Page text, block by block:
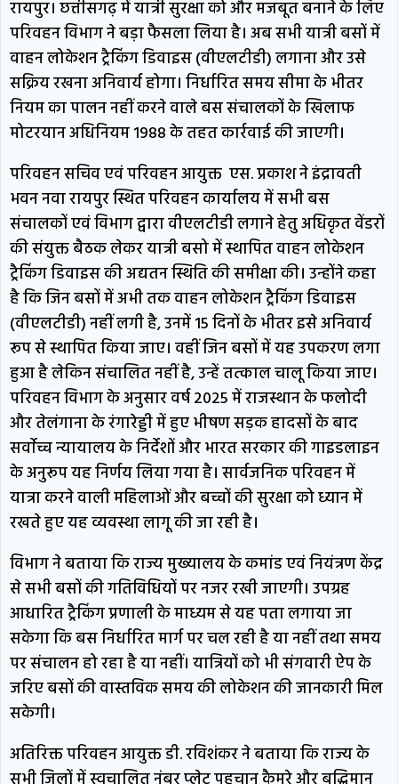
रायपुर। छत्तीसगढ़ में यात्री सुरक्षा को और मजबूत बनाने के लिए
परिवहन विभाग ने बड़ा फैसला लिया है। अब सभी यात्री बसों में
वाहन लोकेशन ट्रैकिंग डिवाइस (वीएलटीडी) लगाना और उसे
सक्रिय रखना अनिवार्य होगा। निर्धारित समय सीमा के भीतर
नियम का पालन नहीं करने वाले बस संचालकों के खिलाफ
मोटरयान अधिनियम 1988 के तहत कार्रवाई की जाएगी।
परिवहन सचिव एवं परिवहन आयुक्त एस. प्रकाश ने इंद्रावती
भवन नवा रायपुर स्थित परिवहन कार्यालय में सभी बस
संचालकों एवं विभाग द्वारा वीएलटीडी लगाने हेतु अधिकृत वेंडरों
की संयुक्त बैठक लेकर यात्री बसो में स्थापित वाहन लोकेशन
ट्रैकिंग डिवाइस की अद्यतन स्थिति की समीक्षा की। उन्होंने कहा
है कि जिन बसों में अभी तक वाहन लोकेशन ट्रैकिंग डिवाइस
(वीएलटीडी) नहीं लगी है, उनमें 15 दिनों के भीतर इसे अनिवार्य
रूप से स्थापित किया जाए। वहीं जिन बसों में यह उपकरण लगा
हुआ है लेकिन संचालित नहीं है, उन्हें तत्काल चालू किया जाए।
परिवहन विभाग के अनुसार वर्ष 2025 में राजस्थान के फलोदी
और तेलंगाना के रंगारेड्डी में हुए भीषण सड़क हादसों के बाद
सर्वाेच्च न्यायालय के निर्देशों और भारत सरकार की गाइडलाइन
के अनुरूप यह निर्णय लिया गया है। सार्वजनिक परिवहन में
यात्रा करने वाली महिलाओं और बच्चों की सुरक्षा को ध्यान में
रखते हुए यह व्यवस्था लागू की जा रही है।
विभाग ने बताया कि राज्य मुख्यालय के कमांड एवं नियंत्रण केंद्र
से सभी बसों की गतिविधियों पर नजर रखी जाएगी। उपग्रह
आधारित ट्रैकिंग प्रणाली के माध्यम से यह पता लगाया जा
सकेगा कि बस निर्धारित मार्ग पर चल रही है या नहीं तथा समय
पर संचालन हो रहा है या नहीं। यात्रियों को भी संगवारी ऐप के
जरिए बसों की वास्तविक समय की लोकेशन की जानकारी मिल
सकेगी।
अतिरिक्त परिवहन आयुक्त डी. रविशंकर ने बताया कि राज्य के